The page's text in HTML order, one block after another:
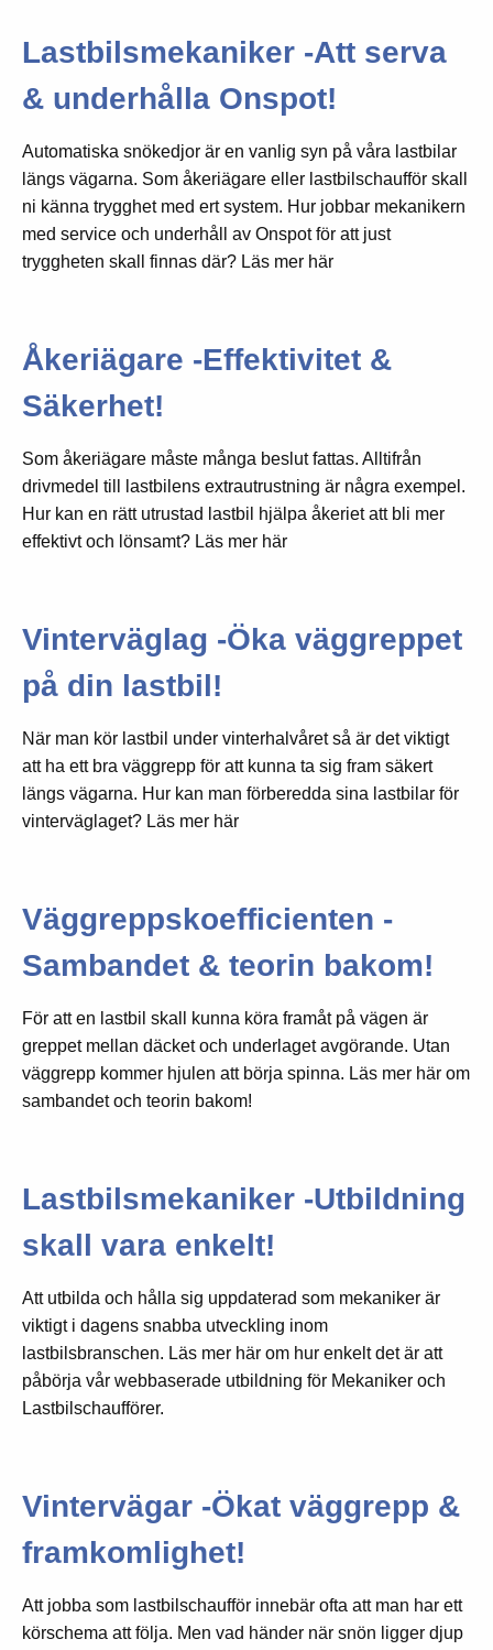
Lastbilsmekaniker -Att serva
& underhålla Onspot!
Automatiska snökedjor är en vanlig syn på våra lastbilar
längs vägarna. Som åkeriägare eller lastbilschaufför skall
ni känna trygghet med ert system. Hur jobbar mekanikern
med service och underhåll av Onspot för att just
tryggheten skall finnas där? Läs mer här
Åkeriägare -Effektivitet &
Säkerhet!
Som åkeriägare måste många beslut fattas. Alltifrån
drivmedel till lastbilens extrautrustning är några exempel.
Hur kan en rätt utrustad lastbil hjälpa åkeriet att bli mer
effektivt och lönsamt? Läs mer här
Vinterväglag -Öka väggreppet
på din lastbil!
När man kör lastbil under vinterhalvåret så är det viktigt
att ha ett bra väggrepp för att kunna ta sig fram säkert
längs vägarna. Hur kan man förberedda sina lastbilar för
vinterväglaget? Läs mer här
Väggreppskoefficienten -
Sambandet & teorin bakom!
För att en lastbil skall kunna köra framåt på vägen är
greppet mellan däcket och underlaget avgörande. Utan
väggrepp kommer hjulen att börja spinna. Läs mer här om
sambandet och teorin bakom!
Lastbilsmekaniker -Utbildning
skall vara enkelt!
Att utbilda och hålla sig uppdaterad som mekaniker är
viktigt i dagens snabba utveckling inom
lastbilsbranschen. Läs mer här om hur enkelt det är att
påbörja vår webbaserade utbildning för Mekaniker och
Lastbilschaufförer.
Vintervägar -Ökat väggrepp &
framkomlighet!
Att jobba som lastbilschaufför innebär ofta att man har ett
körschema att följa. Men vad händer när snön ligger djup